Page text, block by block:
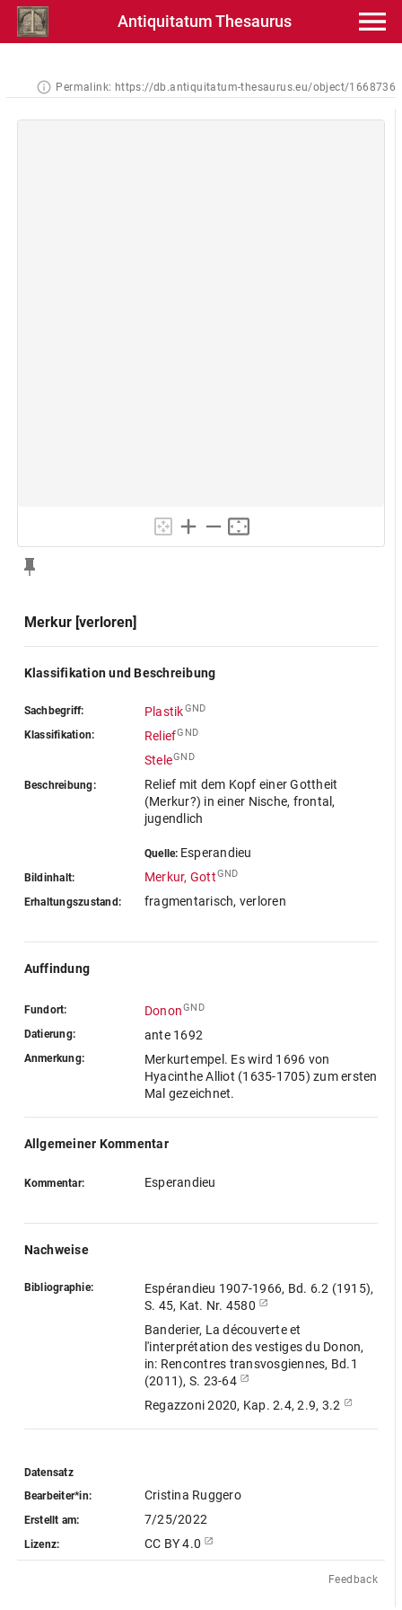
Antiquitatum Thesaurus
Permalink: https://db.antiquitatum-thesaurus.eu/object/1668736
Merkur [verloren]
Klassifikation und Beschreibung
Sachbegriff: PlastikGND
Klassifikation: ReliefGND
SteleGND
Beschreibung:
Relief mit dem Kopf einer Gottheit
(Merkur?) in einer Nische, frontal,
jugendlich
Quelle: Esperandieu
Bildinhalt: Merkur, GottGND
Erhaltungszustand: fragmentarisch, verloren
Auffindung
Fundort: DononGND
Datierung: ante 1692
Anmerkung:
Merkurtempel. Es wird 1696 von
Hyacinthe Alliot (1635-1705) zum ersten
Mal gezeichnet.
Allgemeiner Kommentar
Kommentar: Esperandieu
Nachweise
Bibliographie:
Espérandieu 1907-1966, Bd. 6.2 (1915),
S. 45, Kat. Nr. 4580
Banderier, La découverte et
l'interprétation des vestiges du Donon,
in: Rencontres transvosgiennes, Bd.1
(2011), S. 23-64
Regazzoni 2020, Kap. 2.4, 2.9, 3.2
Datensatz
Bearbeiter*in:
Cristina Ruggero
Erstellt am: 7/25/2022
Lizenz: CC BY 4.0
Feedback